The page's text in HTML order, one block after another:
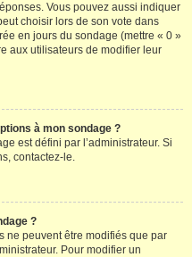
Vous pouvez aussi indiquer
choisir lors de son vote dans
en jours du sondage (mettre « 0 »
aux utilisateurs de modifier leur
à mon sondage ?
est défini par l’administrateur. Si
contactez-le.
?
ne peuvent être modifiés que par
Pour modifier un